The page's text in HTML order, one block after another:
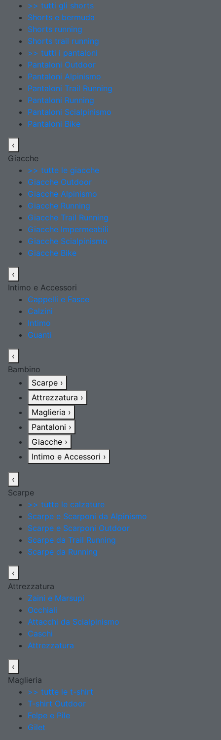
>> tutti gli shorts
Shorts e bermuda
Shorts running
Shorts trail running
>> tutti i pantaloni
Pantaloni Outdoor
Pantaloni Alpinismo
Pantaloni Trail Running
Pantaloni Running
Pantaloni Scialpinismo
Pantaloni Bike
‹
Giacche
>> tutte le giacche
Giacche Outdoor
Giacche Alpinismo
Giacche Running
Giacche Trail Running
Giacche Impermeabili
Giacche Scialpinismo
Giacche Bike
‹
Intimo e Accessori
Cappelli e Fasce
Calzini
Intimo
Guanti
‹
Bambino
Scarpe ›
Attrezzatura ›
Maglieria ›
Pantaloni ›
Giacche ›
Intimo e Accessori ›
‹
Scarpe
>> tutte le calzature
Scarpe e Scarponi da Alpinismo
Scarpe e Scarponi Outdoor
Scarpe da Trail Running
Scarpe da Running
‹
Attrezzatura
Zaini e Marsupi
Occhiali
Attacchi da Scialpinismo
Caschi
Attrezzatura
‹
Maglieria
>> tutte le t-shirt
T-shirt Outdoor
Felpe e Pile
Gilet